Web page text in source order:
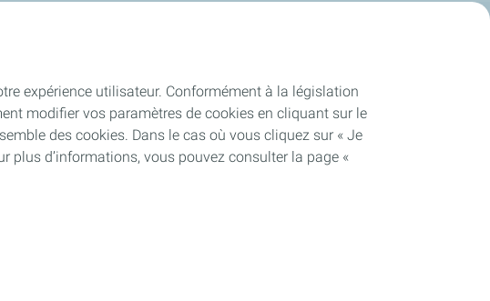
expérience utilisateur. Conformément à la législation
modifier vos paramètres de cookies en cliquant sur le
des cookies. Dans le cas où vous cliquez sur « Je
plus d’informations, vous pouvez consulter la page «